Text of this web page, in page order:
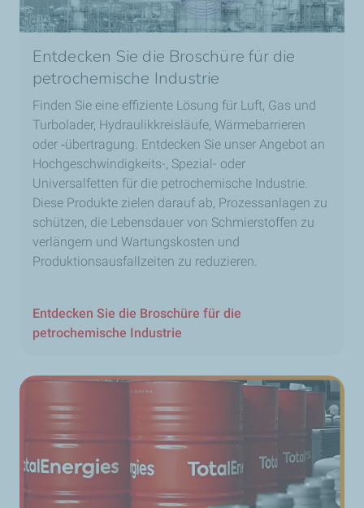
Entdecken Sie die Broschüre für die
petrochemische Industrie
Finden Sie eine effiziente Lösung für Luft, Gas und
Turbolader, Hydraulikkreisläufe, Wärmebarrieren
oder ‑übertragung. Entdecken Sie unser Angebot an
Hochgeschwindigkeits-, Spezial- oder
Universalfetten für die petrochemische Industrie.
Diese Produkte zielen darauf ab, Prozessanlagen zu
schützen, die Lebensdauer von Schmierstoffen zu
verlängern und Wartungskosten und
Produktionsausfallzeiten zu reduzieren.
Entdecken Sie die Broschüre für die
petrochemische Industrie